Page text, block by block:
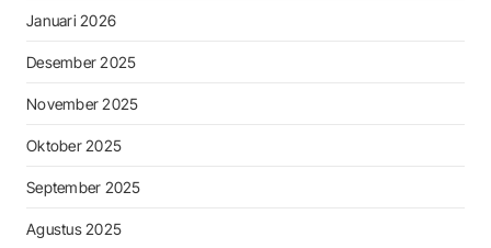
Januari 2026
Desember 2025
November 2025
Oktober 2025
September 2025
Agustus 2025